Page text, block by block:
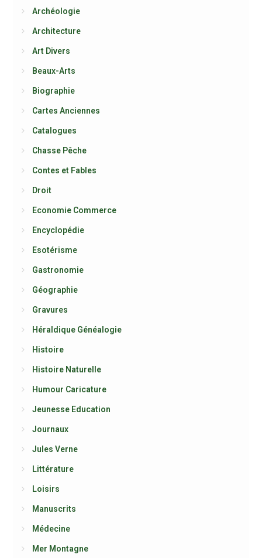
Archéologie
Architecture
Art Divers
Beaux-Arts
Biographie
Cartes Anciennes
Catalogues
Chasse Pêche
Contes et Fables
Droit
Economie Commerce
Encyclopédie
Esotérisme
Gastronomie
Géographie
Gravures
Héraldique Généalogie
Histoire
Histoire Naturelle
Humour Caricature
Jeunesse Education
Journaux
Jules Verne
Littérature
Loisirs
Manuscrits
Médecine
Mer Montagne